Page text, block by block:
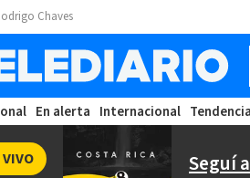
Chaves
En alerta Internacional Tendencia
Seguí